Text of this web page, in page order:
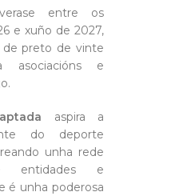
entre os
e xuño de 2027,
de preto de vinte
asociacións e
aspira a
do deporte
unha rede
entidades e
é unha poderosa